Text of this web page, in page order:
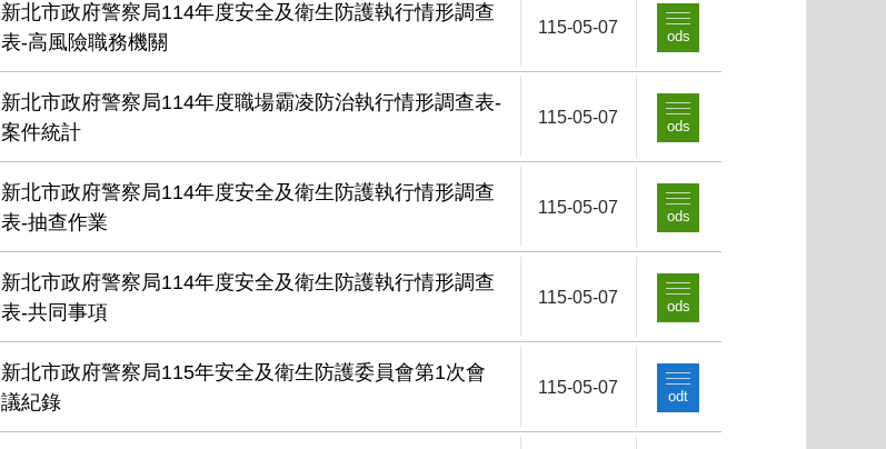
新北市政府警察局114年度安全及衛生防護執行情形調查
表-高風險職務機關
115-05-07 ods
新北市政府警察局114年度職場霸凌防治執行情形調查表-
案件統計
115-05-07 ods
新北市政府警察局114年度安全及衛生防護執行情形調查
表-抽查作業
115-05-07 ods
新北市政府警察局114年度安全及衛生防護執行情形調查
表-共同事項
115-05-07 ods
新北市政府警察局115年安全及衛生防護委員會第1次會
議紀錄
115-05-07 odt